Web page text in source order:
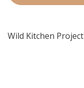
Wild Kitchen Project